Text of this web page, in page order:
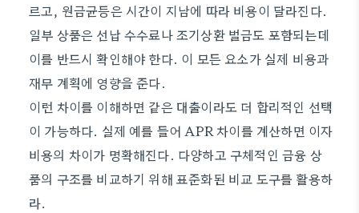
르고, 원금균등은 시간이 지남에 따라 비용이 달라진다.
일부 상품은 선납 수수료나 조기상환 벌금도 포함되는데
이를 반드시 확인해야 한다. 이 모든 요소가 실제 비용과
재무 계획에 영향을 준다.
이런 차이를 이해하면 같은 대출이라도 더 합리적인 선택
이 가능하다. 실제 예를 들어 APR 차이를 계산하면 이자
비용의 차이가 명확해진다. 다양하고 구체적인 금융 상
품의 구조를 비교하기 위해 표준화된 비교 도구를 활용하
라.